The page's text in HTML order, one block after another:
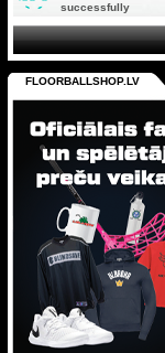
successfully
FLOORBALLSHOP.LV